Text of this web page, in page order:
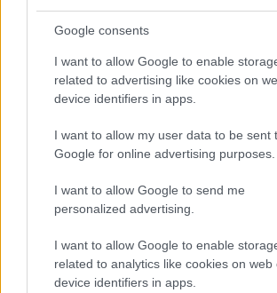
Google consents
I want to allow Google to enable
related to advertising like cookies on
device identifiers in apps.
I want to allow my user data to be sent
Google for online advertising purposes.
I want to allow Google to send me
personalized advertising.
I want to allow Google to enable
related to analytics like cookies on web
device identifiers in apps.
Az oktatás ugyanúgy a
hatalomgyakorlás és az